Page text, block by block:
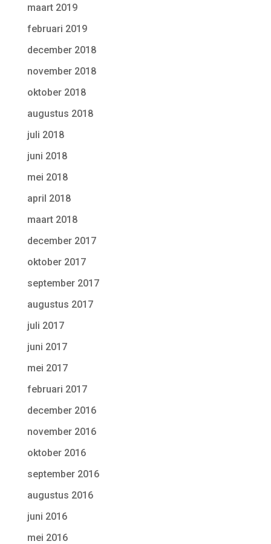
maart 2019
februari 2019
december 2018
november 2018
oktober 2018
augustus 2018
juli 2018
juni 2018
mei 2018
april 2018
maart 2018
december 2017
oktober 2017
september 2017
augustus 2017
juli 2017
juni 2017
mei 2017
februari 2017
december 2016
november 2016
oktober 2016
september 2016
augustus 2016
juni 2016
mei 2016